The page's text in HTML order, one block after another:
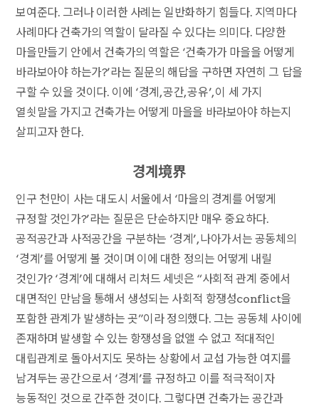
보여준다. 그러나 이러한 사례는 일반화하기 힘들다. 지역마다
사례마다 건축가의 역할이 달라질 수 있다는 의미다. 다양한
마을만들기 안에서 건축가의 역할은 ‘건축가가 마을을 어떻게
바라보아야 하는가?’라는 질문의 해답을 구하면 자연히 그 답을
구할 수 있을 것이다. 이에 ‘경계, 공간, 공유’, 이 세 가지
열쇳말을 가지고 건축가는 어떻게 마을을 바라보아야 하는지
살피고자 한다.
경계境界
인구 천만이 사는 대도시 서울에서 ‘마을의 경계를 어떻게
규정할 것인가?’라는 질문은 단순하지만 매우 중요하다.
공적공간과 사적공간을 구분하는 ‘경계’, 나아가서는 공동체의
‘경계’를 어떻게 볼 것이며 이에 대한 정의는 어떻게 내릴
것인가? ‘경계’에 대해서 리처드 세넷은 “사회적 관계 중에서
대면적인 만남을 통해서 생성되는 사회적 항쟁성conflict을
포함한 관계가 발생하는 곳”이라 정의했다. 그는 공동체 사이에
존재하며 발생할 수 있는 항쟁성을 없앨 수 없고 적대적인
대립관계로 돌아서지도 못하는 상황에서 교섭 가능한 여지를
남겨두는 공간으로서 ‘경계’를 규정하고 이를 적극적이자
능동적인 것으로 간주한 것이다. 그렇다면 건축가는 공간과